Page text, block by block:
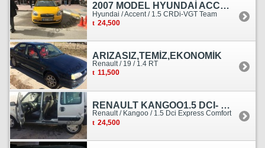
2007 MODEL HYUNDAİ ACCENT ERA MOTOR YENİ YAPILDI
Hyundai / Accent / 1.5 CRDi-VGT Team
24,500
ARIZASIZ,TEMİZ,EKONOMİK
Renault / 19 / 1.4 RT
11,500
RENAULT KANGOO1.5 DCI- 138 KM
Renault / Kangoo / 1.5 Dci Express Comfort
24,500